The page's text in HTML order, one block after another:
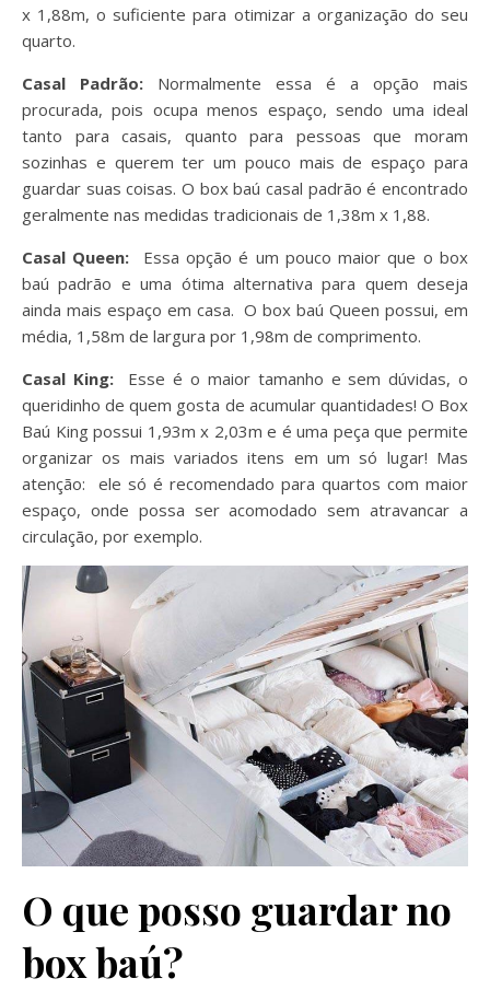
x 1,88m, o suficiente para otimizar a organização do seu
quarto.
Casal Padrão: Normalmente essa é a opção mais
procurada, pois ocupa menos espaço, sendo uma ideal
tanto para casais, quanto para pessoas que moram
sozinhas e querem ter um pouco mais de espaço para
guardar suas coisas. O box baú casal padrão é encontrado
geralmente nas medidas tradicionais de 1,38m x 1,88.
Casal Queen:
Essa opção é um pouco maior que o box
baú padrão e uma ótima alternativa para quem deseja
ainda mais espaço em casa. O box baú Queen possui, em
média, 1,58m de largura por 1,98m de comprimento.
Casal King:
Esse é o maior tamanho e sem dúvidas, o
queridinho de quem gosta de acumular quantidades! O Box
Baú King possui 1,93m x 2,03m e é uma peça que permite
organizar os mais variados itens em um só lugar! Mas
atenção: ele só é recomendado para quartos com maior
espaço, onde possa ser acomodado sem atravancar a
circulação, por exemplo.
O que posso guardar no
box baú?